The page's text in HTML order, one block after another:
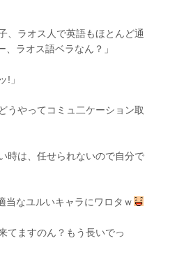
、ラオス人で英語もほとんど通
、ラオス語ベラなん？」
!」
うやってコミュ二ケーション取
時は、任せられないので自分で
当なユルいキャラにワロタｗ
てますのん？もう長いでっ